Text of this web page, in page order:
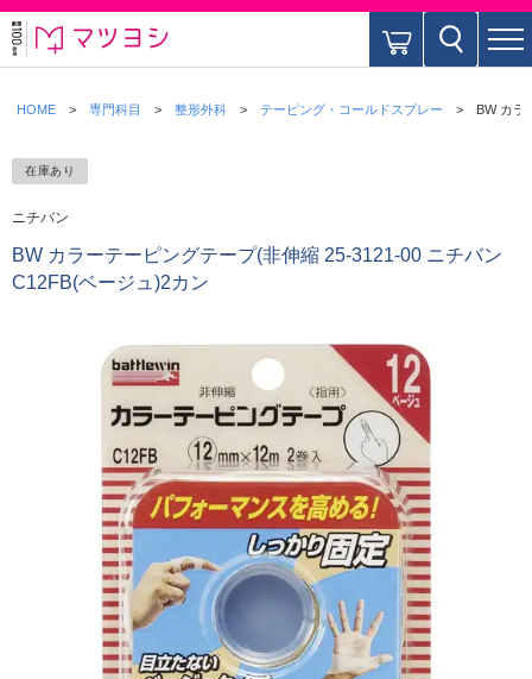
HOME 専門科目 整形外科 テーピング・コールドスプレー BW カラ
在庫あり
ニチバン
BW カラーテーピングテープ(非伸縮 25-3121-00 ニチバン
C12FB(ベージュ)2カン